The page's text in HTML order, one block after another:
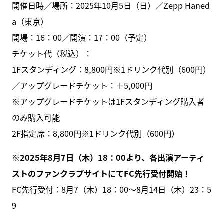
開催日時／場所：2025年10月5日（日）／Zepp Haned
a（東京）
開場：16：00／開演：17：00（予定）
チケット代（税込）：
1Fスタンディング：8,800円※1ドリンク代別（600円）
／アップグレードチケット：＋5,000円
※アップグレードチケットは1Fスタンディング購入者
のみ購入可能
2F指定席：8,800円※1ドリンク代別（600円）
※2025年8月7日（木）18：00より、各出演アーティ
ストのファンクラブサイトにてFC先行受付開始！
FC先行受付：8月7（木）18：00〜8月14日（木）23：5
9